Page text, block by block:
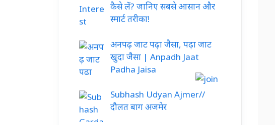
कैसे लें? जानिए सबसे आसान और
स्मार्ट तरीका!
अनपढ़ जाट पढ़ा जैसा, पढ़ा जाट
खुदा जैसा | Anpadh Jaat
Padha Jaisa
Subhash Udyan Ajmer//
दौलत बाग अजमेर